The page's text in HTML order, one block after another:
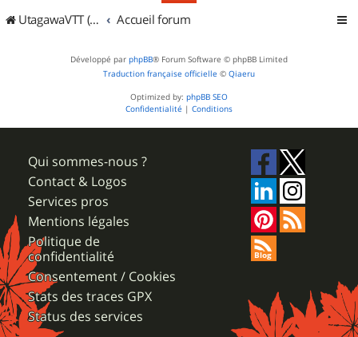
UtagawaVTT (Randos VTT et VTTAE avec traces GPS) Accueil forum
Développé par phpBB® Forum Software © phpBB Limited
Traduction française officielle © Qiaeru
Optimized by: phpBB SEO
Confidentialité | Conditions
Qui sommes-nous ?
Contact & Logos
Services pros
Mentions légales
Politique de
confidentialité
Consentement / Cookies
Stats des traces GPX
Status des services